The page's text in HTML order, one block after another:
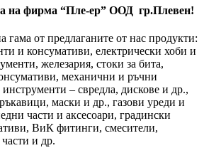
на фирма “Пле-ер” ООД гр.Плевен!
гама от предлаганите от нас продукти:
и консумативи, електрически хоби и
железария, стоки за бита,
механични и ръчни
– свредла, дискове и др.,
маски и др., газови уреди и
части и аксесоари, градински
ВиК фитинги, смесители,
и др.